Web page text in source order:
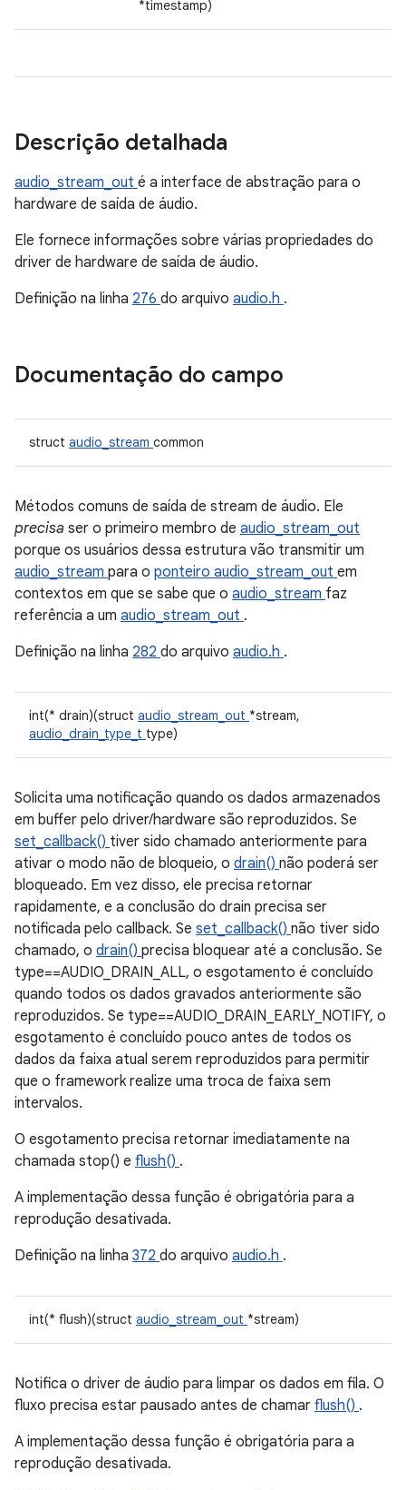
*timestamp)
Descrição detalhada
audio_stream_out é a interface de abstração para o
hardware de saída de áudio.
Ele fornece informações sobre várias propriedades do
driver de hardware de saída de áudio.
Definição na linha 276 do arquivo audio.h .
Documentação do campo
struct audio_stream common
Métodos comuns de saída de stream de áudio. Ele
precisa ser o primeiro membro de audio_stream_out
porque os usuários dessa estrutura vão transmitir um
audio_stream para o ponteiro audio_stream_out em
contextos em que se sabe que o audio_stream faz
referência a um audio_stream_out .
Definição na linha 282 do arquivo audio.h .
int(* drain)(struct audio_stream_out *stream,
audio_drain_type_t type)
Solicita uma notificação quando os dados armazenados
em buffer pelo driver/hardware são reproduzidos. Se
set_callback() tiver sido chamado anteriormente para
ativar o modo não de bloqueio, o drain() não poderá ser
bloqueado. Em vez disso, ele precisa retornar
rapidamente, e a conclusão do drain precisa ser
notificada pelo callback. Se set_callback() não tiver sido
chamado, o drain() precisa bloquear até a conclusão. Se
type==AUDIO_DRAIN_ALL, o esgotamento é concluído
quando todos os dados gravados anteriormente são
reproduzidos. Se type==AUDIO_DRAIN_EARLY_NOTIFY, o
esgotamento é concluído pouco antes de todos os
dados da faixa atual serem reproduzidos para permitir
que o framework realize uma troca de faixa sem
intervalos.
O esgotamento precisa retornar imediatamente na
chamada stop() e flush() .
A implementação dessa função é obrigatória para a
reprodução desativada.
Definição na linha 372 do arquivo audio.h .
int(* flush)(struct audio_stream_out *stream)
Notifica o driver de áudio para limpar os dados em fila. O
fluxo precisa estar pausado antes de chamar flush() .
A implementação dessa função é obrigatória para a
reprodução desativada.